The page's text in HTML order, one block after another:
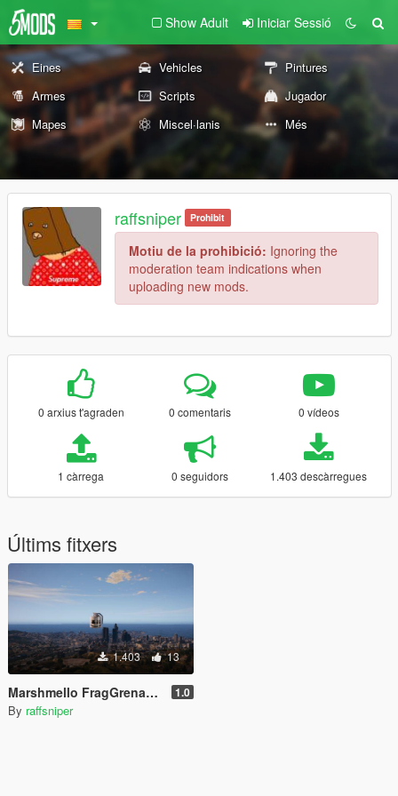
Show Adult Iniciar Sessió
Eines Vehicles
Pintures
Armes
Scripts
Jugador
Mapes
Miscel·lanis Més
raffsniper Prohibit
Motiu de la prohibició: Ignoring the
moderation team indications when
uploading new mods.
0 arxius t'agraden 0 comentaris 0 vídeos
1 càrrega 0 seguidors 1.403 descàrregues
Últims fitxers
1.403 13
Marshmello FragGrenade [Replace] 1.0
By raffsniper